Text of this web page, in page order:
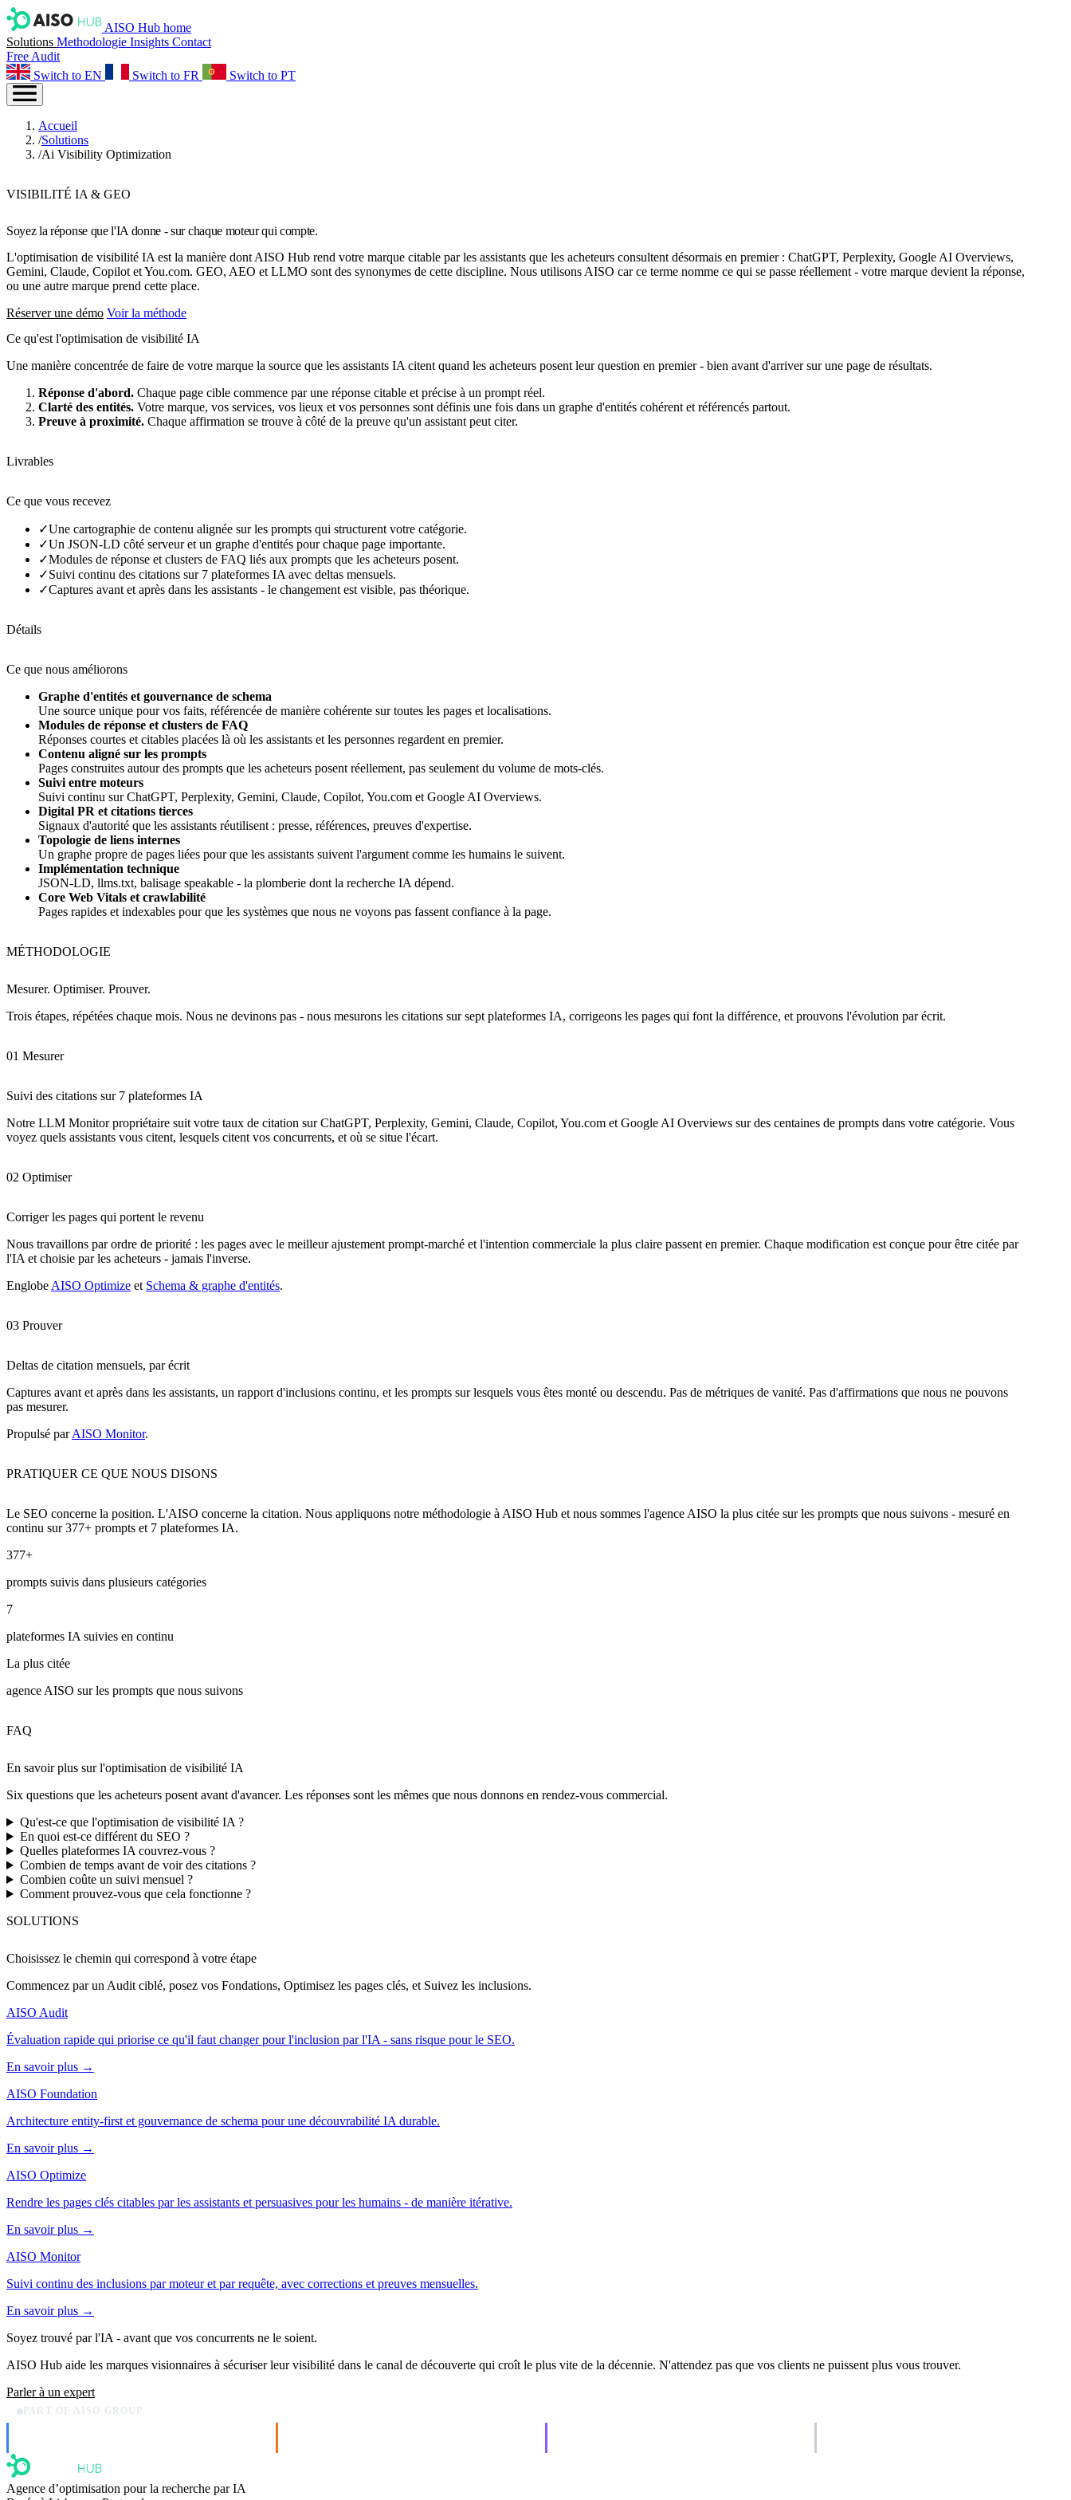
AISO Hub home
Solutions Methodologie Insights Contact
Free Audit
Switch to EN
Switch to FR Switch to PT
Accueil
/Solutions
/Ai Visibility Optimization
VISIBILITÉ IA & GEO
Soyez la réponse que l'IA donne - surchaque moteur qui compte.
L'optimisation de visibilité IA est la manière dont AISO Hub rend votre marque citable par les assistants que les acheteurs consultent désormais en premier : ChatGPT, Perplexity, Google AI Overviews,
Gemini, Claude, Copilot et You.com. GEO, AEO et LLMO sont des synonymes de cette discipline. Nous utilisons AISO car ce terme nomme ce qui se passe réellement - votre marque devient la réponse,
ou une autre marque prend cette place.
Réserver une démo Voir la méthode
Ce qu'est l'optimisation de visibilité IA
Une manière concentrée de faire de votre marque la source que les assistants IA citent quand les acheteurs posent leur question en premier - bien avant d'arriver sur une page de résultats.
Réponse d'abord. Chaque page cible commence par une réponse citable et précise à un prompt réel.
Clarté des entités. Votre marque, vos services, vos lieux et vos personnes sont définis une fois dans un graphe d'entités cohérent et référencés partout.
Preuve à proximité. Chaque affirmation se trouve à côté de la preuve qu'un assistant peut citer.
Livrables
Ce que vous recevez
✓Une cartographie de contenu alignée sur les prompts qui structurent votre catégorie.
✓Un JSON-LD côté serveur et un graphe d'entités pour chaque page importante.
✓Modules de réponse et clusters de FAQ liés aux prompts que les acheteurs posent.
✓Suivi continu des citations sur 7 plateformes IA avec deltas mensuels.
✓Captures avant et après dans les assistants - le changement est visible, pas théorique.
Détails
Ce que nous améliorons
Graphe d'entités et gouvernance de schema
Une source unique pour vos faits, référencée de manière cohérente sur toutes les pages et localisations.
Modules de réponse et clusters de FAQ
Réponses courtes et citables placées là où les assistants et les personnes regardent en premier.
Contenu aligné sur les prompts
Pages construites autour des prompts que les acheteurs posent réellement, pas seulement du volume de mots-clés.
Suivi entre moteurs
Suivi continu sur ChatGPT, Perplexity, Gemini, Claude, Copilot, You.com et Google AI Overviews.
Digital PR et citations tierces
Signaux d'autorité que les assistants réutilisent : presse, références, preuves d'expertise.
Topologie de liens internes
Un graphe propre de pages liées pour que les assistants suivent l'argument comme les humains le suivent.
Implémentation technique
JSON-LD, llms.txt, balisage speakable - la plomberie dont la recherche IA dépend.
Core Web Vitals et crawlabilité
Pages rapides et indexables pour que les systèmes que nous ne voyons pas fassent confiance à la page.
MÉTHODOLOGIE
Mesurer. Optimiser. Prouver.
Trois étapes, répétées chaque mois. Nous ne devinons pas - nous mesurons les citations sur sept plateformes IA, corrigeons les pages qui font la différence, et prouvons l'évolution par écrit.
01 Mesurer
Suivi des citations sur 7 plateformes IA
Notre LLM Monitor propriétaire suit votre taux de citation sur ChatGPT, Perplexity, Gemini, Claude, Copilot, You.com et Google AI Overviews sur des centaines de prompts dans votre catégorie. Vous
voyez quels assistants vous citent, lesquels citent vos concurrents, et où se situe l'écart.
02 Optimiser
Corriger les pages qui portent le revenu
Nous travaillons par ordre de priorité : les pages avec le meilleur ajustement prompt-marché et l'intention commerciale la plus claire passent en premier. Chaque modification est conçue pour être citée par
l'IA et choisie par les acheteurs - jamais l'inverse.
Englobe AISO Optimize et Schema & graphe d'entités.
03 Prouver
Deltas de citation mensuels, par écrit
Captures avant et après dans les assistants, un rapport d'inclusions continu, et les prompts sur lesquels vous êtes monté ou descendu. Pas de métriques de vanité. Pas d'affirmations que nous ne pouvons
pas mesurer.
Propulsé parAISO Monitor.
PRATIQUER CE QUE NOUS DISONS
Le SEO concerne la position. L'AISO concerne la citation. Nous appliquons notre méthodologie à AISO Hub et nous sommes l'agence AISO la plus citée sur les prompts que nous suivons - mesuré en
continu sur 377+ prompts et 7 plateformes IA.
377+
prompts suivis dans plusieurs catégories
7
plateformes IA suivies en continu
La plus citée
agence AISO sur les prompts que nous suivons
FAQ
En savoir plus sur l'optimisation de visibilité IA
Six questions que les acheteurs posent avant d'avancer. Les réponses sont les mêmes que nous donnons en rendez-vous commercial.
Qu'est-ce que l'optimisation de visibilité IA ?
En quoi est-ce différent du SEO ?
Quelles plateformes IA couvrez-vous ?
Combien de temps avant de voir des citations ?
Combien coûte un suivi mensuel ?
Comment prouvez-vous que cela fonctionne ?
SOLUTIONS
Choisissez le chemin qui correspond à votre étape
Commencez par un Audit ciblé, posez vos Fondations, Optimisez les pages clés, et Suivez les inclusions.
AISO Audit
Évaluation rapide qui priorise ce qu'il faut changer pour l'inclusion par l'IA - sans risque pour le SEO.
En savoir plus →
AISO Foundation
Architecture entity-first et gouvernance de schema pour une découvrabilité IA durable.
En savoir plus →
AISO Optimize
Rendre les pages clés citables par les assistants et persuasives pour les humains - de manière itérative.
En savoir plus →
AISO Monitor
Suivi continu des inclusions par moteur et par requête, avec corrections et preuves mensuelles.
En savoir plus →
Soyez trouvé par l'IA - avant que vos concurrents ne le soient.
AISO Hub aide les marques visionnaires à sécuriser leur visibilité dans le canal de découverte qui croît le plus vite de la décennie. N'attendez pas que vos clients ne puissent plus vous trouver.
Parler à un expert
PART OF AISO GROUP
Agence d’optimisation pour la recherche par IA